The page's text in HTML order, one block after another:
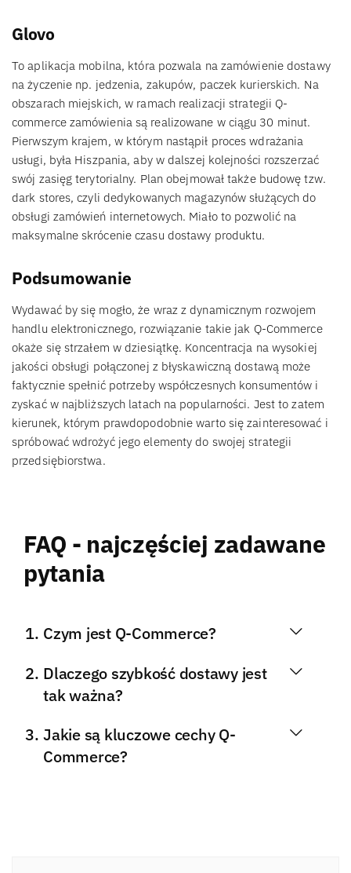
Glovo
To aplikacja mobilna, która pozwala na zamówienie dostawy
na życzenie np. jedzenia, zakupów, paczek kurierskich. Na
obszarach miejskich, w ramach realizacji strategii Q-
commerce zamówienia są realizowane w ciągu 30 minut.
Pierwszym krajem, w którym nastąpił proces wdrażania
usługi, była Hiszpania, aby w dalszej kolejności rozszerzać
swój zasięg terytorialny. Plan obejmował także budowę tzw.
dark stores, czyli dedykowanych magazynów służących do
obsługi zamówień internetowych. Miało to pozwolić na
maksymalne skrócenie czasu dostawy produktu.
Podsumowanie
Wydawać by się mogło, że wraz z dynamicznym rozwojem
handlu elektronicznego, rozwiązanie takie jak Q-Commerce
okaże się strzałem w dziesiątkę. Koncentracja na wysokiej
jakości obsługi połączonej z błyskawiczną dostawą może
faktycznie spełnić potrzeby współczesnych konsumentów i
zyskać w najbliższych latach na popularności. Jest to zatem
kierunek, którym prawdopodobnie warto się zainteresować i
spróbować wdrożyć jego elementy do swojej strategii
przedsiębiorstwa.
FAQ - najczęściej zadawane
pytania
Czym jest Q-Commerce?
Dlaczego szybkość dostawy jest
tak ważna?
Jakie są kluczowe cechy Q-
Commerce?